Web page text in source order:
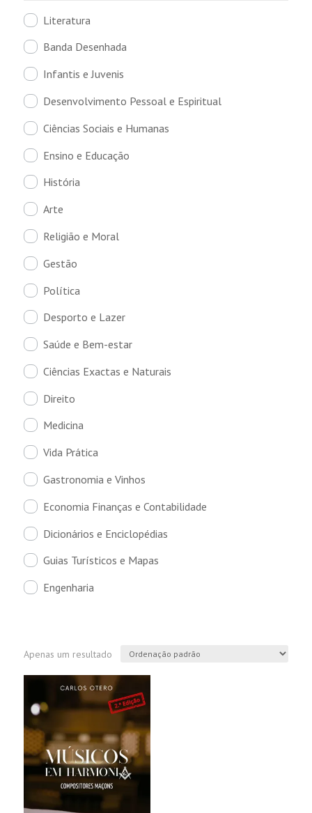
Literatura
Banda Desenhada
Infantis e Juvenis
Desenvolvimento Pessoal e Espiritual
Ciências Sociais e Humanas
Ensino e Educação
História
Arte
Religião e Moral
Gestão
Política
Desporto e Lazer
Saúde e Bem-estar
Ciências Exactas e Naturais
Direito
Medicina
Vida Prática
Gastronomia e Vinhos
Economia Finanças e Contabilidade
Dicionários e Enciclopédias
Guias Turísticos e Mapas
Engenharia
Apenas um resultado